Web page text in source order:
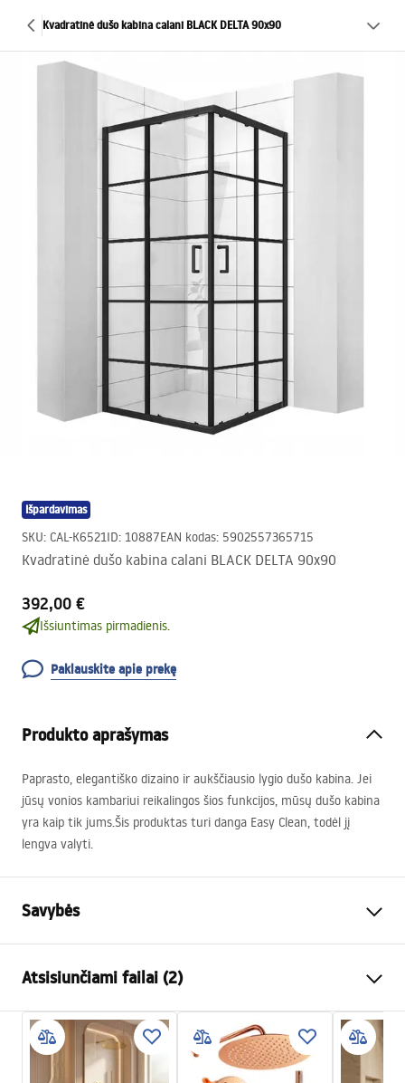
Kvadratinė dušo kabina calani BLACK DELTA 90x90
Išpardavimas
SKU: CAL-K6521ID: 10887EAN kodas: 5902557365715
Kvadratinė dušo kabina calani BLACK DELTA 90x90
392,00 €
Išsiuntimas pirmadienis.
Paklauskite apie prekę
Produkto aprašymas
Paprasto, elegantiško dizaino ir aukščiausio lygio dušo kabina. Jei
jūsų vonios kambariui reikalingos šios funkcijos, mūsų dušo kabina
yra kaip tik jums.Šis produktas turi danga Easy Clean, todėl jį
lengva valyti.
Savybės
Dydis (durys x durys)
Kabinos tipas
Kampas
Atidarymo būdas
Stumdomas
Surinkimas
Ant irkluojančio baseino arba
Atsisiunčiami failai (2)
shower manual
shower manual.pdf